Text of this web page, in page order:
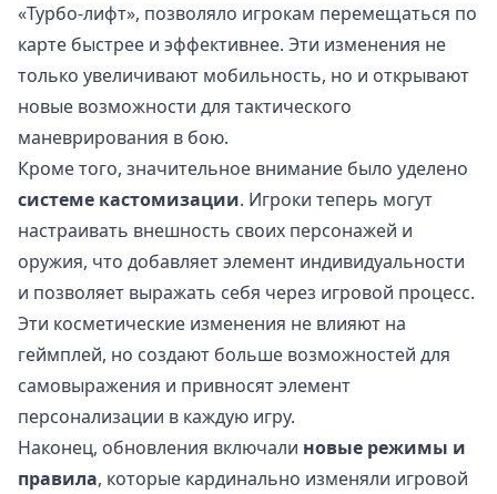
«Турбо-лифт», позволяло игрокам перемещаться по
карте быстрее и эффективнее. Эти изменения не
только увеличивают мобильность, но и открывают
новые возможности для тактического
маневрирования в бою.
Кроме того, значительное внимание было уделено
системе кастомизации. Игроки теперь могут
настраивать внешность своих персонажей и
оружия, что добавляет элемент индивидуальности
и позволяет выражать себя через игровой процесс.
Эти косметические изменения не влияют на
геймплей, но создают больше возможностей для
самовыражения и привносят элемент
персонализации в каждую игру.
Наконец, обновления включали новые режимы и
правила, которые кардинально изменяли игровой